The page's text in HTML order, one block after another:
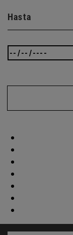
Hasta